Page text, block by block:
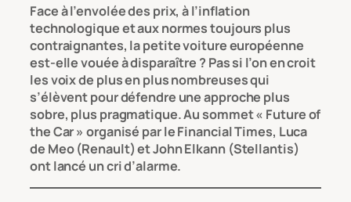
Face à l’envolée des prix, à l’inflation
technologique et aux normes toujours plus
contraignantes, la petite voiture européenne
est-elle vouée à disparaître ? Pas si l’on en croit
les voix de plus en plus nombreuses qui
s’élèvent pour défendre une approche plus
sobre, plus pragmatique. Au sommet « Future of
the Car » organisé par le Financial Times, Luca
de Meo (Renault) et John Elkann (Stellantis)
ont lancé un cri d’alarme.